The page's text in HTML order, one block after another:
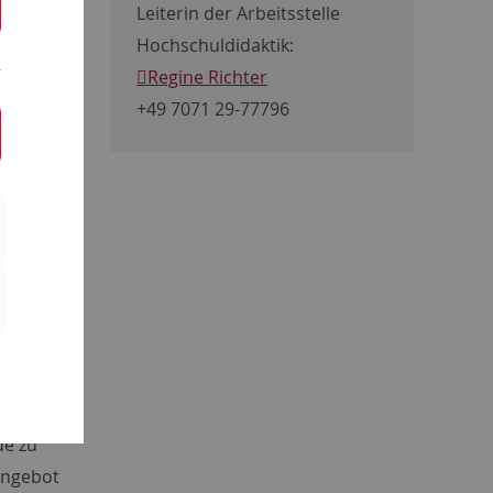
Lehr-
eine
zu
Leiterin der Arbeitsstelle
Hochschuldidaktik:
Regine Richter
+49 7071 29-77796